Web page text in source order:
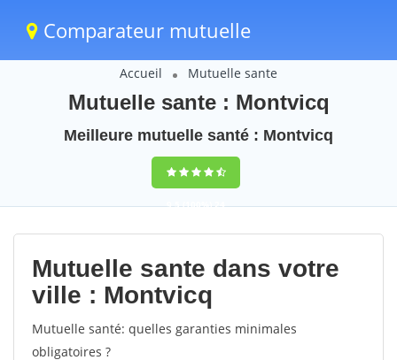
Comparateur mutuelle
Accueil Mutuelle sante
Mutuelle sante : Montvicq
Meilleure mutuelle santé : Montvicq
9,5(100%)24
votes
Mutuelle sante dans votre
ville : Montvicq
Mutuelle santé: quelles garanties minimales
obligatoires ?